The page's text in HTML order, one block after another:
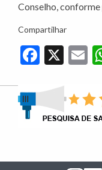
Conselho,
Compartilhar
X